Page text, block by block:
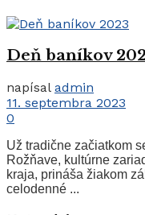
Deň baníkov
napísal admin
11. septembra 2023
0
Už tradične začiatkom
Rožňave, kultúrne
kraja, prináša žiakom
celodenné ...